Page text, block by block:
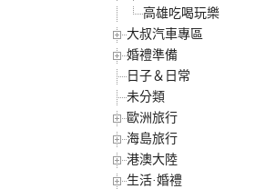
高雄吃喝玩樂
大叔汽車專區
婚禮準備
日子＆日常
未分類
歐洲旅行
海島旅行
港澳大陸
生活·婚禮